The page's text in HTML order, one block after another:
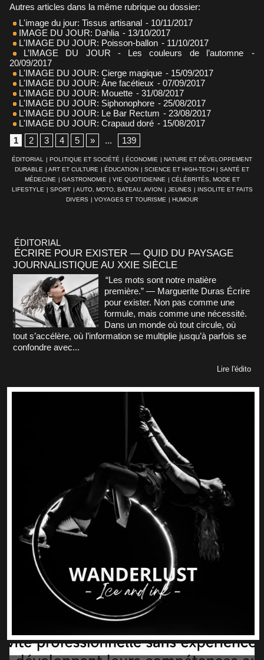
Autres articles dans la même rubrique ou dossier:
L'image du jour: Tissus artisanal - 10/11/2017
IMAGE DU JOUR: Dahlia - 13/10/2017
L'IMAGE DU JOUR: Poisson-ballon - 11/10/2017
L’IMAGE DU JOUR - Les couleurs de l’automne
-
20/09/2017
L'IMAGE DU JOUR: Cierge magique - 15/09/2017
L'IMAGE DU JOUR: Âne facétieux - 07/09/2017
L'IMAGE DU JOUR: Mouette - 31/08/2017
L'IMAGE DU JOUR: Siphonophore - 25/08/2017
L'IMAGE DU JOUR: Le Bar Rectum - 23/08/2017
L'IMAGE DU JOUR: Crapaud doré - 15/08/2017
1
2 3 4 5 » ... 139
ÉDITORIAL | POLITIQUE ET SOCIÉTÉ | ÉCONOMIE | NATURE ET DÉVELOPPEMENT
DURABLE | ART ET CULTURE | ÉDUCATION | SCIENCE ET HIGH-TECH | SANTÉ ET
MÉDECINE | GASTRONOMIE | VIE QUOTIDIENNE | CÉLÉBRITÉS, MODE ET
LIFESTYLE | SPORT | AUTO, MOTO, BATEAU, AVION | JEUNES | INSOLITE ET FAITS
DIVERS | VOYAGES ET TOURISME | HUMOUR
ÉDITORIAL
ÉCRIRE POUR EXISTER — QUID DU PAYSAGE
JOURNALISTIQUE AU XXIE SIÈCLE
“Les mots sont notre matière
première.” — Marguerite Duras Écrire
pour exister. Non pas comme une
formule, mais comme une nécessité.
Dans un monde où tout circule, où
tout s’accélère, où l’information se multiplie jusqu’à parfois se
confondre avec...
Lire l'édito